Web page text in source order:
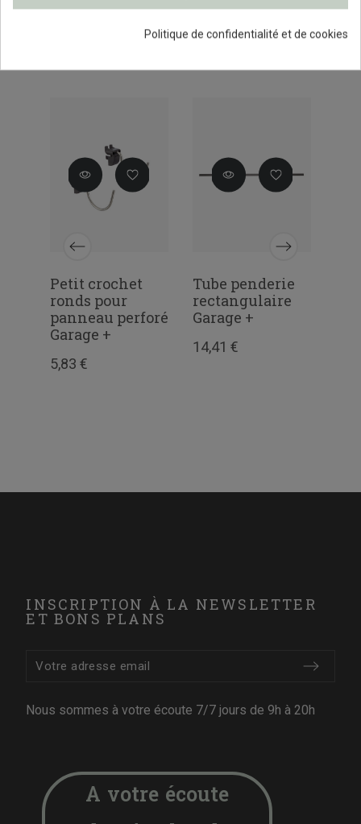
PRODUITS LIÉS
Petit crochet
ronds pour
panneau perforé
Garage +
5,83 €
Tube penderie
rectangulaire
Garage +
14,41 €
INSCRIPTION À LA NEWSLETTER
ET BONS PLANS
Nous sommes à votre écoute 7/7 jours de 9h à 20h
A votre écoute
Politique de confidentialité et de cookies